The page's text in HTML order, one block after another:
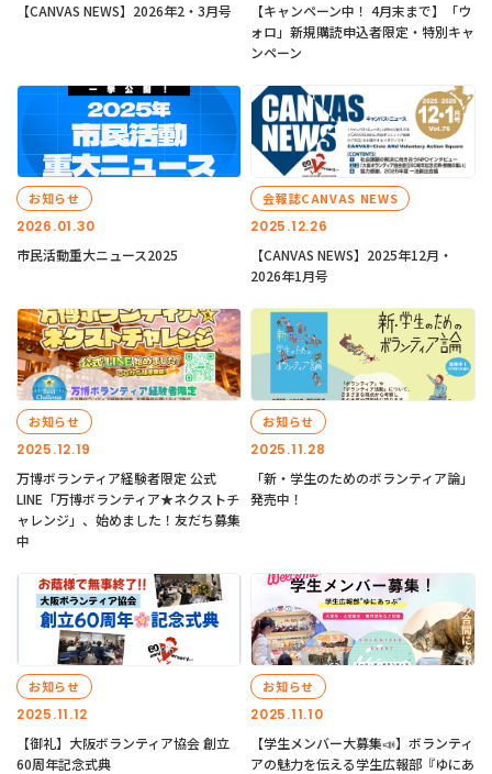
【CANVAS NEWS】2026年2・3月号
【キャンペーン中！ 4月末まで】「ウ
ォロ」新規購読申込者限定・特別キャ
ンペーン
2026.01.30
お知らせ
市民活動重大ニュース2025
2025.12.26
会報誌CANVAS NEWS
【CANVAS NEWS】2025年12月・
2026年1月号
2025.12.19
お知らせ
万博ボランティア経験者限定 公式
LINE「万博ボランティア★ネクストチ
ャレンジ」、始めました！友だち募集
中
2025.11.28
お知らせ
「新・学生のためのボランティア論」
発売中！
2025.11.12
お知らせ
【御礼】大阪ボランティア協会 創立
60周年記念式典
2025.11.10
お知らせ
【学生メンバー大募集📣】ボランティ
アの魅力を伝える学生広報部『ゆにあ